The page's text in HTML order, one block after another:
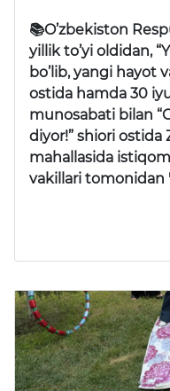
📚O’zbekiston
yillik to’yi oldidan,
bo’lib, yangi hayot
ostida hamda 30
munosabati bilan
diyor!” shiori ostida
mahallasida
vakillari tomonidan